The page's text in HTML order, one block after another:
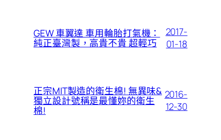
GEW 車翼達 車用輪胎打氣機：
純正臺灣製，高貴不貴 超輕巧
2017-
01-18
正宗MIT製造的衛生棉! 無異味&
獨立設計號稱是最懂妳的衛生
棉!
2016-
12-30